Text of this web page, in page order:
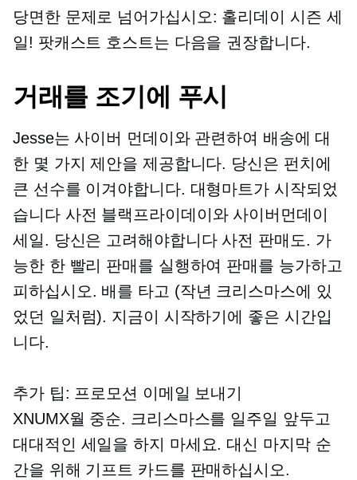
당면한 문제로 넘어가십시오: 홀리데이 시즌 세
일! 팟캐스트 호스트는 다음을 권장합니다.
거래를 조기에 푸시
Jesse는 사이버 먼데이와 관련하여 배송에 대
한 몇 가지 제안을 제공합니다. 당신은 펀치에
큰 선수를 이겨야합니다. 대형마트가 시작되었
습니다 사전 블랙프라이데이와 사이버먼데이
세일. 당신은 고려해야합니다 사전 판매도. 가
능한 한 빨리 판매를 실행하여 판매를 능가하고
피하십시오. 배를 타고 (작년 크리스마스에 있
었던 일처럼). 지금이 시작하기에 좋은 시간입
니다.
추가 팁: 프로모션 이메일 보내기
XNUMX월 중순. 크리스마스를 일주일 앞두고
대대적인 세일을 하지 마세요. 대신 마지막 순
간을 위해 기프트 카드를 판매하십시오.